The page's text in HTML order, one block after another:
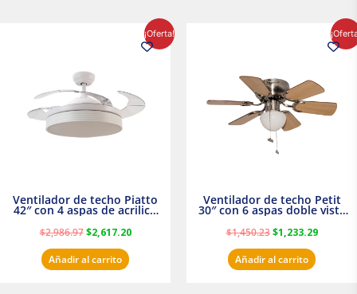
¡Oferta!
Ventilador de techo Piatto
42″ con 4 aspas de acrilico
transparente
$2,986.97
$2,986.97.
$2,617.20
precio
actual
Añadir al carrito
Ventilador de techo Petit
30″ con 6 aspas doble vista
Satinado Masterfan
$1,450.23
$1,450.23.
$1,233.29
precio
actual
Añadir al carrito